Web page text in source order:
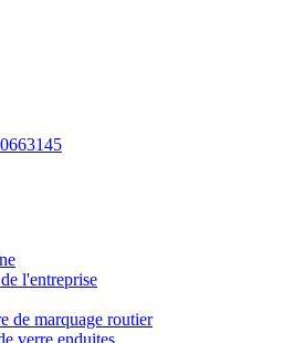
l'entreprise
de marquage routier
verre enduites